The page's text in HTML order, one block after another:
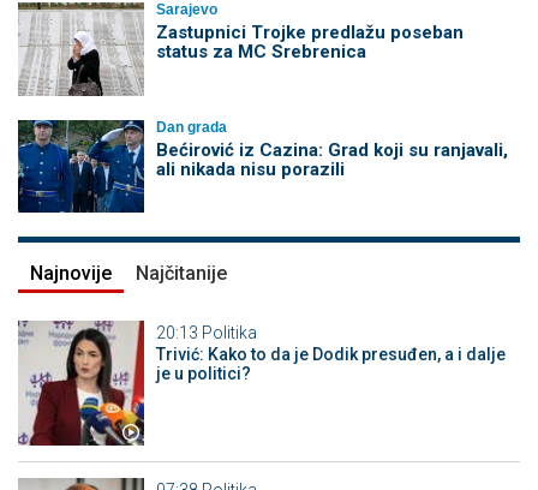
Sarajevo
Zastupnici Trojke predlažu poseban
status za MC Srebrenica
Dan grada
Bećirović iz Cazina: Grad koji su ranjavali,
ali nikada nisu porazili
Najnovije Najčitanije
20:13 Politika
Trivić: Kako to da je Dodik presuđen, a i dalje
je u politici?